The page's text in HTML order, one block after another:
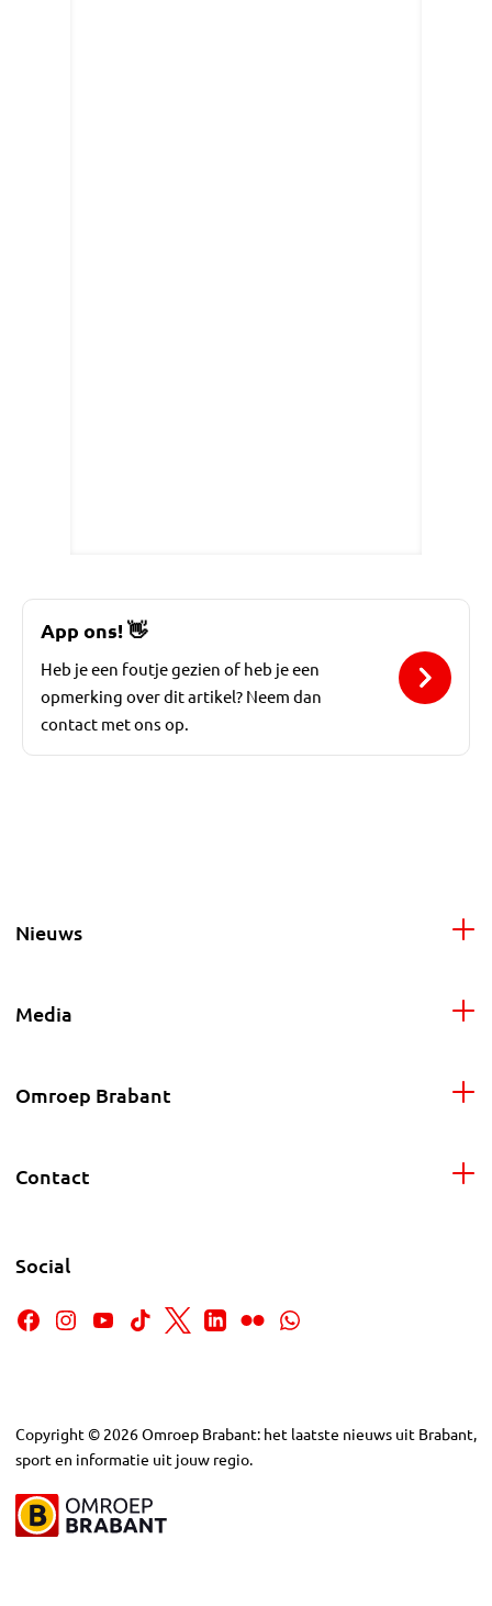
App ons!👋
Heb je een foutje gezien of heb je een
opmerking over dit artikel? Neem dan
contact met ons op.
Nieuws
Media
Omroep Brabant
Contact
Social
Copyright © 2026Omroep Brabant: het laatste nieuws uit Brabant,
sport en informatie uit jouw regio.